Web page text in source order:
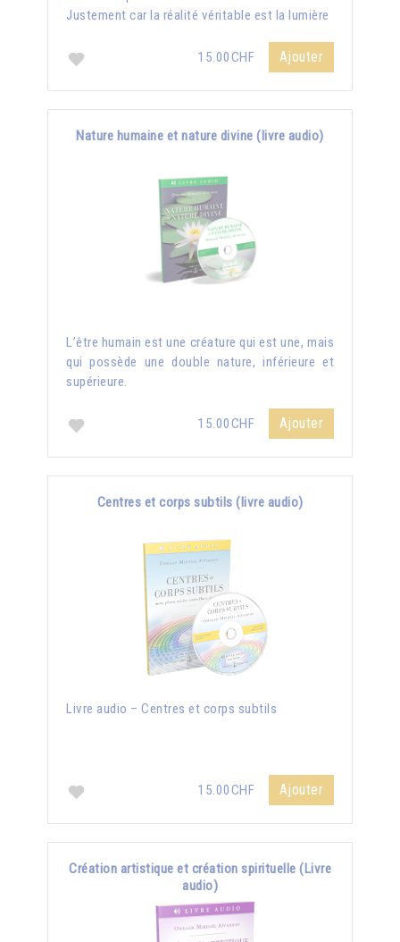
Justement car la réalité véritable est la lumière
15.00CHF Ajouter
Nature humaine et nature divine (livre audio)
L’être humain est une créature qui est une, mais
qui possède une double nature, inférieure et
supérieure.
15.00CHF Ajouter
Centres et corps subtils (livre audio)
Livre audio – Centres et corps subtils
15.00CHF Ajouter
Création artistique et création spirituelle (Livre
audio)